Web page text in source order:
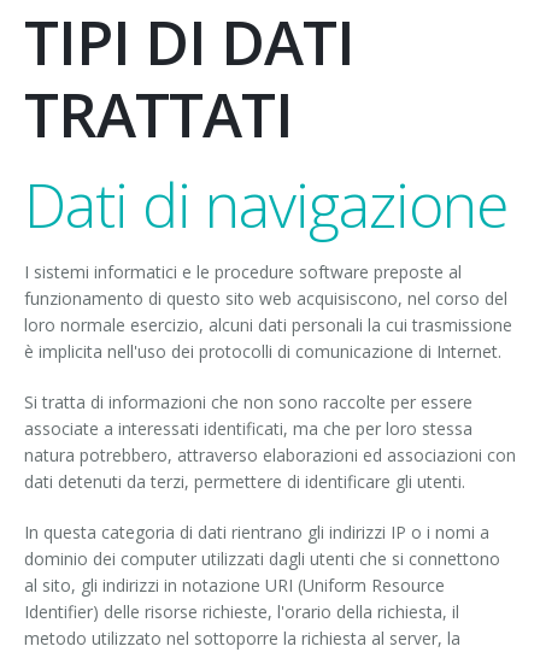
TIPI DI DATI
TRATTATI
Dati di navigazione
I sistemi informatici e le procedure software preposte al
funzionamento di questo sito web acquisiscono, nel corso del
loro normale esercizio, alcuni dati personali la cui trasmissione
è implicita nell'uso dei protocolli di comunicazione di Internet.
Si tratta di informazioni che non sono raccolte per essere
associate a interessati identificati, ma che per loro stessa
natura potrebbero, attraverso elaborazioni ed associazioni con
dati detenuti da terzi, permettere di identificare gli utenti.
In questa categoria di dati rientrano gli indirizzi IP o i nomi a
dominio dei computer utilizzati dagli utenti che si connettono
al sito, gli indirizzi in notazione URI (Uniform Resource
Identifier) delle risorse richieste, l'orario della richiesta, il
metodo utilizzato nel sottoporre la richiesta al server, la